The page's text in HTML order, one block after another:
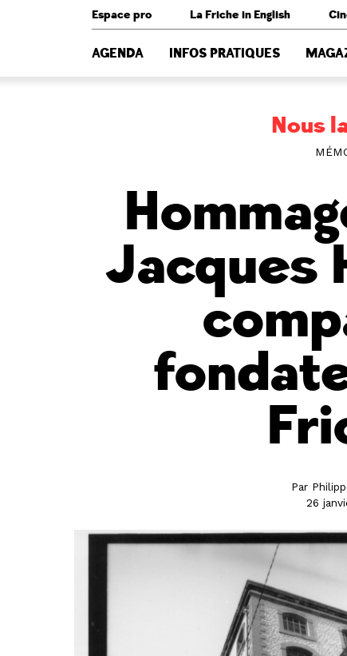
Espace pro La Friche in English
AGENDA INFOS PRATIQUES
Nous
Jacques
Par
26